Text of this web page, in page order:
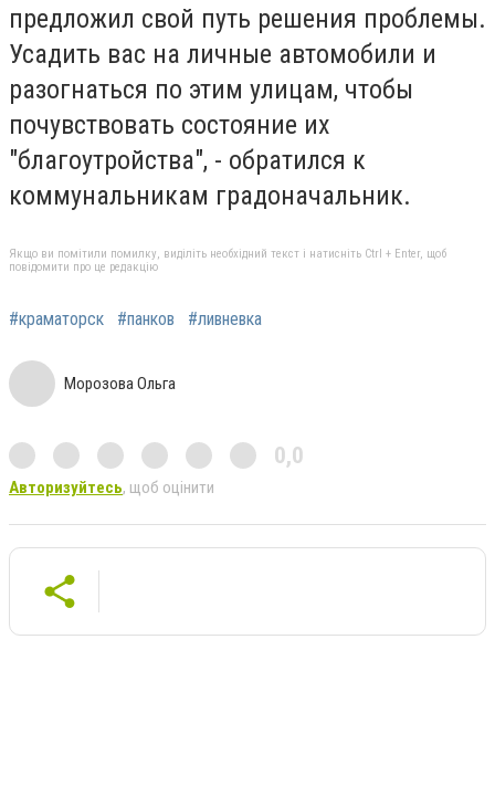
предложил свой путь решения проблемы.
Усадить вас на личные автомобили и
разогнаться по этим улицам, чтобы
почувствовать состояние их
"благоутройства", - обратился к
коммунальникам градоначальник.
Якщо ви помітили помилку, виділіть необхідний текст і натисніть Ctrl + Enter, щоб
повідомити про це редакцію
#краматорск #панков #ливневка
Морозова Ольга
0,0
Авторизуйтесь, щоб оцінити